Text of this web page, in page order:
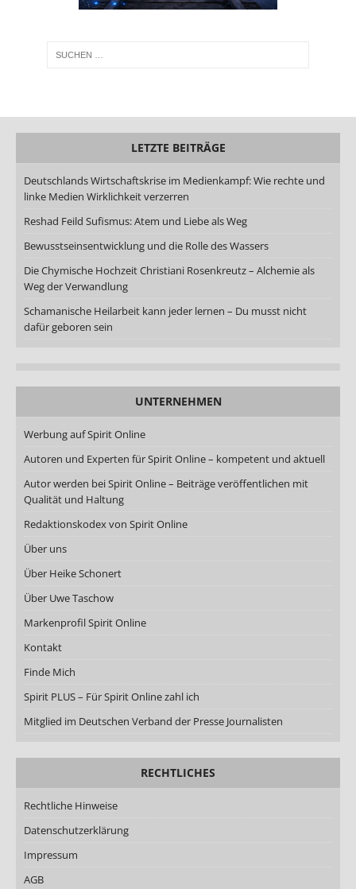
LETZTE BEITRÄGE
Deutschlands Wirtschaftskrise im Medienkampf: Wie rechte und
linke Medien Wirklichkeit verzerren
Reshad Feild Sufismus: Atem und Liebe als Weg
Bewusstseinsentwicklung und die Rolle des Wassers
Die Chymische Hochzeit Christiani Rosenkreutz – Alchemie als
Weg der Verwandlung
Schamanische Heilarbeit kann jeder lernen – Du musst nicht
dafür geboren sein
UNTERNEHMEN
Werbung auf Spirit Online
Autoren und Experten für Spirit Online – kompetent und aktuell
Autor werden bei Spirit Online – Beiträge veröffentlichen mit
Qualität und Haltung
Redaktionskodex von Spirit Online
Über uns
Über Heike Schonert
Über Uwe Taschow
Markenprofil Spirit Online
Kontakt
Finde Mich
Spirit PLUS – Für Spirit Online zahl ich
Mitglied im Deutschen Verband der Presse Journalisten
RECHTLICHES
Rechtliche Hinweise
Datenschutzerklärung
Impressum
AGB